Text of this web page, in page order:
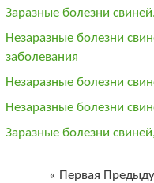
Заразные болезни
Незаразные болезни
заболевания
Незаразные болезни
Незаразные болезни
Заразные болезни
« Первая